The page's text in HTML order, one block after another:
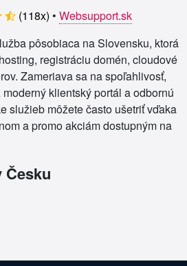
(118x) • Websupport.sk
pôsobiaca na Slovensku, ktorá
registráciu domén, cloudové
Zameriava sa na spoľahlivosť,
klientský portál a odbornú
služieb môžete často ušetriť vďaka
a promo akciám dostupným na
Česku